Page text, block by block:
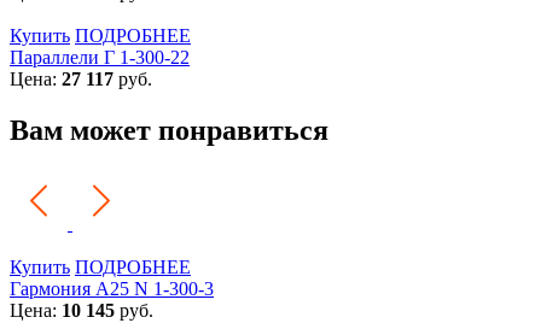
Купить ПОДРОБНЕЕ
Параллели Г 1-300-22
Цена: 27 117 руб.
Вам может понравиться
Купить ПОДРОБНЕЕ
Гармония А25 N 1-300-3
Цена: 10 145 руб.